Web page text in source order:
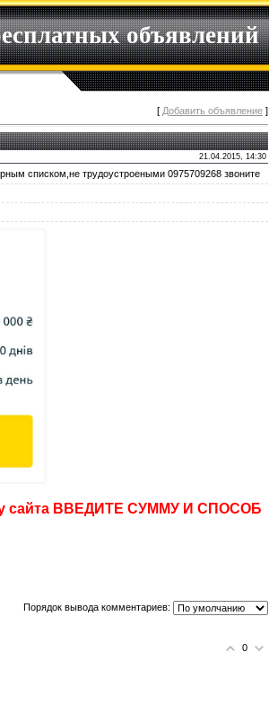
объявлений
[ Добавить объявление ]
21.04.2015, 14:30
списком,не трудоустроеными 0975709268 звоните
сайта ВВЕДИТЕ СУММУ И СПОСОБ
Порядок вывода комментариев:
0